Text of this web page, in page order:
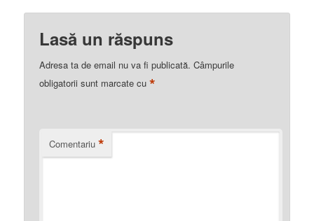
Lasă un răspuns
Adresa ta de email nu va fi publicată. Câmpurile
obligatorii sunt marcate cu*
Comentariu *